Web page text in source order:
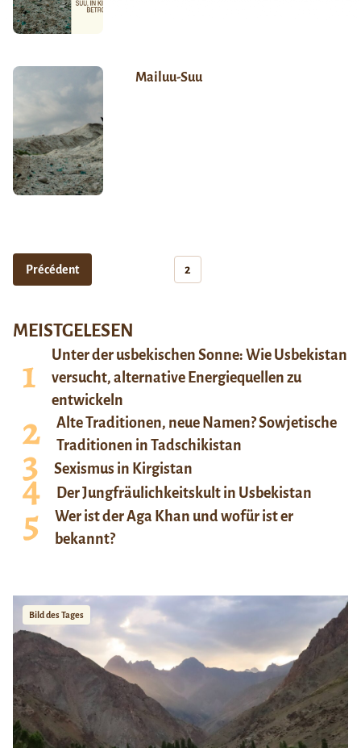
Mailuu-Suu
Précédent 2
MEISTGELESEN
Unter der usbekischen Sonne: Wie Usbekistan
versucht, alternative Energiequellen zu
entwickeln
Alte Traditionen, neue Namen? Sowjetische
Traditionen in Tadschikistan
Sexismus in Kirgistan
Der Jungfräulichkeitskult in Usbekistan
Wer ist der Aga Khan und wofür ist er
bekannt?
Bild des Tages